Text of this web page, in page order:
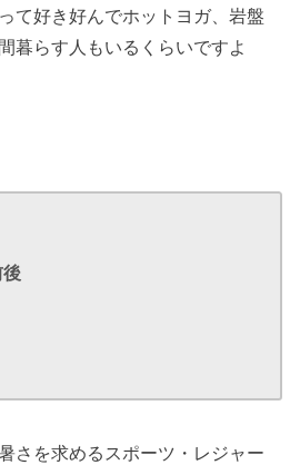
て好き好んでホットヨガ、岩盤
暮らす人もいるくらいですよ
さを求めるスポーツ・レジャー